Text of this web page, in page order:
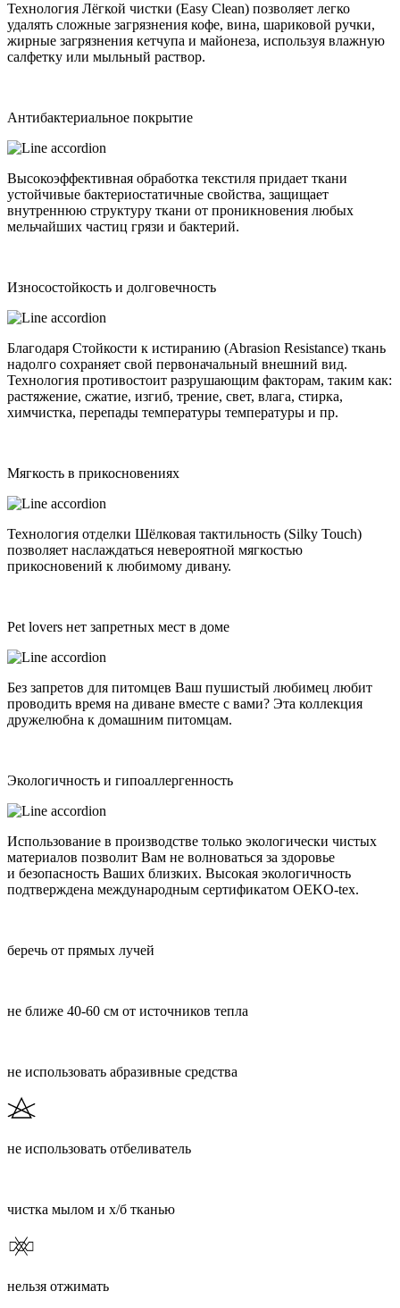
Технология Лёгкой чистки (Easy Clean) позволяет легко
удалять сложные загрязнения кофе, вина, шариковой ручки,
жирные загрязнения кетчупа и майонеза, используя влажную
салфетку или мыльный раствор.
Антибактериальное покрытие
Высокоэффективная обработка текстиля придает ткани
устойчивые бактериостатичные свойства, защищает
внутреннюю структуру ткани от проникновения любых
мельчайших частиц грязи и бактерий.
Износостойкость и долговечность
Благодаря Стойкости к истиранию (Abrasion Resistance) ткань
надолго сохраняет свой первоначальный внешний вид.
Технология противостоит разрушающим факторам, таким как:
растяжение, сжатие, изгиб, трение, свет, влага, стирка,
химчистка, перепады температуры температуры и пр.
Мягкость в прикосновениях
Технология отделки Шёлковая тактильность (Silky Touch)
позволяет наслаждаться невероятной мягкостью
прикосновений к любимому дивану.
Pet lovers нет запретных мест в доме
Без запретов для питомцев Ваш пушистый любимец любит
проводить время на диване вместе с вами? Эта коллекция
дружелюбна к домашним питомцам.
Экологичность и гипоаллергенность
Использование в производстве только экологически чистых
материалов позволит Вам не волноваться за здоровье
и безопасность Ваших близких. Высокая экологичность
подтверждена международным сертификатом OEKO-tex.
беречь от прямых лучей
не ближе 40-60 см от источников тепла
не использовать абразивные средства
не использовать отбеливатель
чистка мылом и х/б тканью
нельзя отжимать